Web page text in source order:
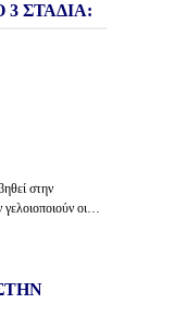
ΣΤΑΔΙΑ:
στην
οι…